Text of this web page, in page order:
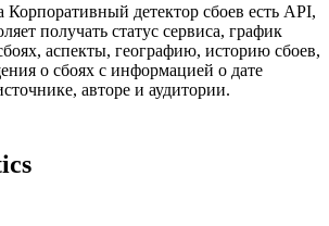
Корпоративный детектор сбоев есть API,
получать статус сервиса, график
аспекты, географию, историю сбоев,
о сбоях с информацией о дате
авторе и аудитории.